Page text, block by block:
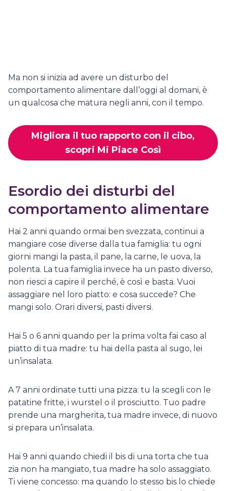
Ma non si inizia ad avere un disturbo del
comportamento alimentare dall’oggi al domani, è
un qualcosa che matura negli anni, con il tempo.
Migliora il tuo rapporto con il cibo,
scopri Mi Piace Così
Esordio dei disturbi del
comportamento alimentare
Hai 2 anni quando ormai ben svezzata, continui a
mangiare cose diverse dalla tua famiglia: tu ogni
giorni mangi la pasta, il pane, la carne, le uova, la
polenta. La tua famiglia invece ha un pasto diverso,
non riesci a capire il perché, è così e basta. Vuoi
assaggiare nel loro piatto: e cosa succede? Che
mangi solo. Orari diversi, pasti diversi.
Hai 5 o 6 anni quando per la prima volta fai caso al
piatto di tua madre: tu hai della pasta al sugo, lei
un’insalata.
A 7 anni ordinate tutti una pizza: tu la scegli con le
patatine fritte, i wurstel o il prosciutto. Tuo padre
prende una margherita, tua madre invece, di nuovo
si prepara un’insalata.
Hai 9 anni quando chiedi il bis di una torta che tua
zia non ha mangiato, tua madre ha solo assaggiato.
Ti viene concesso: ma quando lo stesso bis lo chiede